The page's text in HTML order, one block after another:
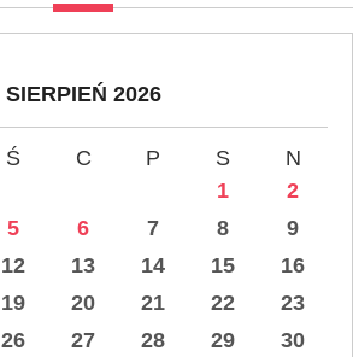
SIERPIEŃ 2026
Ś C P S
N
1
2
5 6 7 8
9
12 13 14 15
16
19 20 21 22
23
26 27 28 29
30